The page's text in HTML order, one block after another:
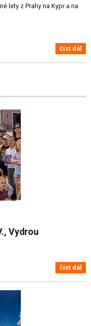
lety z Prahy na Kypr a na
číst dál
Vydrou
číst dál